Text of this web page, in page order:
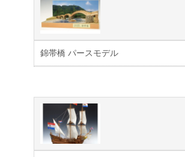
錦帯橋 パースモデル